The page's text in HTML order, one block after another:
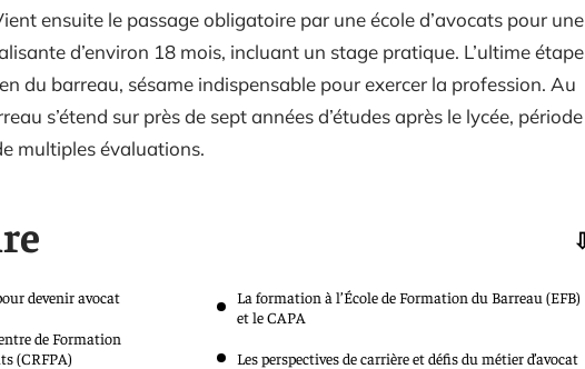
ensuite le passage obligatoire par une école d’avocats pour une
d’environ 18 mois, incluant un stage pratique. L’ultime étape
du barreau, sésame indispensable pour exercer la profession. Au
s’étend sur près de sept années d’études après le lycée, période
multiples évaluations.
devenir avocat
de Formation
(CRFPA)
La formation à l’École de Formation du Barreau (EFB)
et le CAPA
Les perspectives de carrière et défis du métier d’avocat